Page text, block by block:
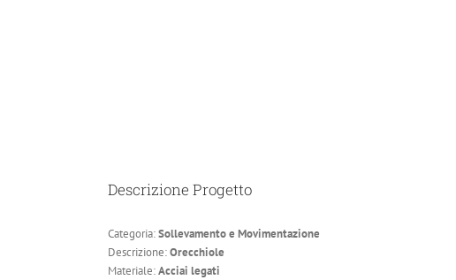
Descrizione Progetto
Categoria:Sollevamento e Movimentazione
Descrizione:Orecchiole
Materiale:Acciai legati